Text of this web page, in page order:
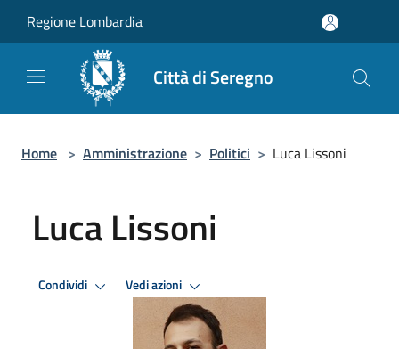
Regione Lombardia
Città di Seregno
Home > Amministrazione > Politici > Luca Lissoni
Luca Lissoni
Condividi Vedi azioni